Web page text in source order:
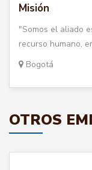
Misión
"Somos el aliado
recurso humano,
Bogotá
OTROS